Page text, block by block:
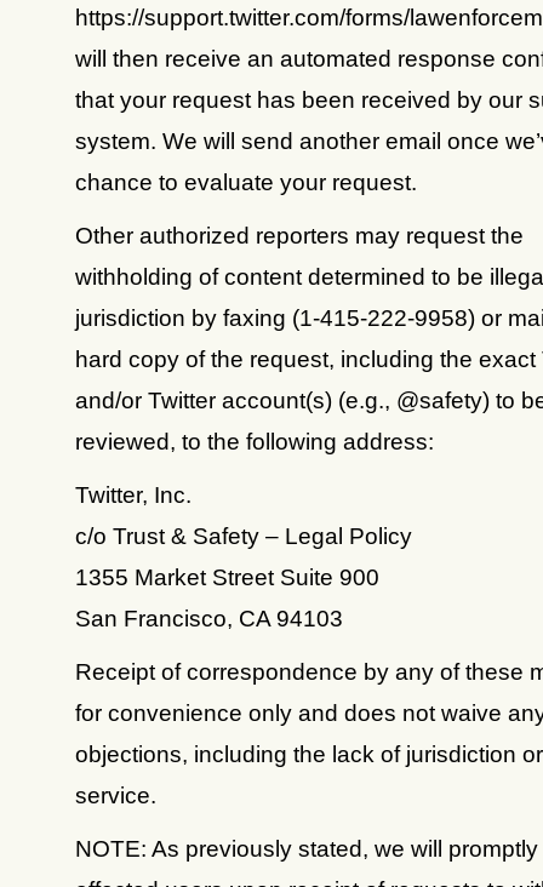
https://support.twitter.com/forms/
will then receive an automated response
that your request has been received by our
system. We will send another email once
chance to evaluate your request.
Other authorized reporters may request the
withholding of content determined to be
jurisdiction by faxing (1-415-222-9958) or
hard copy of the request, including the exact
and/or Twitter account(s) (e.g., @safety) to
reviewed, to the following address:
Twitter, Inc.
c/o Trust & Safety – Legal Policy
1355 Market Street Suite 900
San Francisco, CA 94103
Receipt of correspondence by any of these
for convenience only and does not waive
objections, including the lack of jurisdiction
service.
NOTE: As previously stated, we will